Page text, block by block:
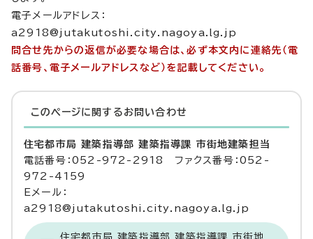
電子メールアドレス：
a2918@jutakutoshi.city.nagoya.lg.jp
問合せ先からの返信が必要な場合は、必ず本文内に連絡先（電
話番号、電子メールアドレスなど）を記載してください。
このページに関する お問い合わせ
住宅都市局 建築指導部 建築指導課 市街地建築担当
電話番号：052-972-2918 ファクス番号：052-
972-4159
Eメール：
a2918@jutakutoshi.city.nagoya.lg.jp
住宅都市局 建築指導部 建築指導課 市街地